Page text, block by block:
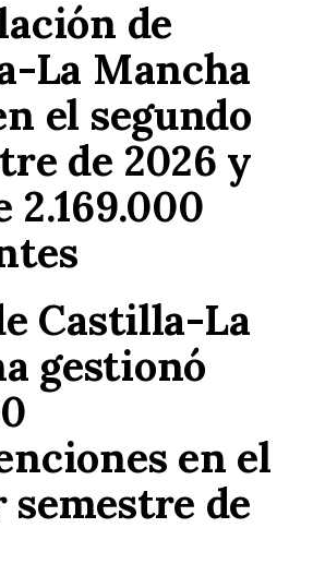
de
La Mancha
el segundo
de 2026 y
2.169.000
Castilla-La
gestionó
en el
de